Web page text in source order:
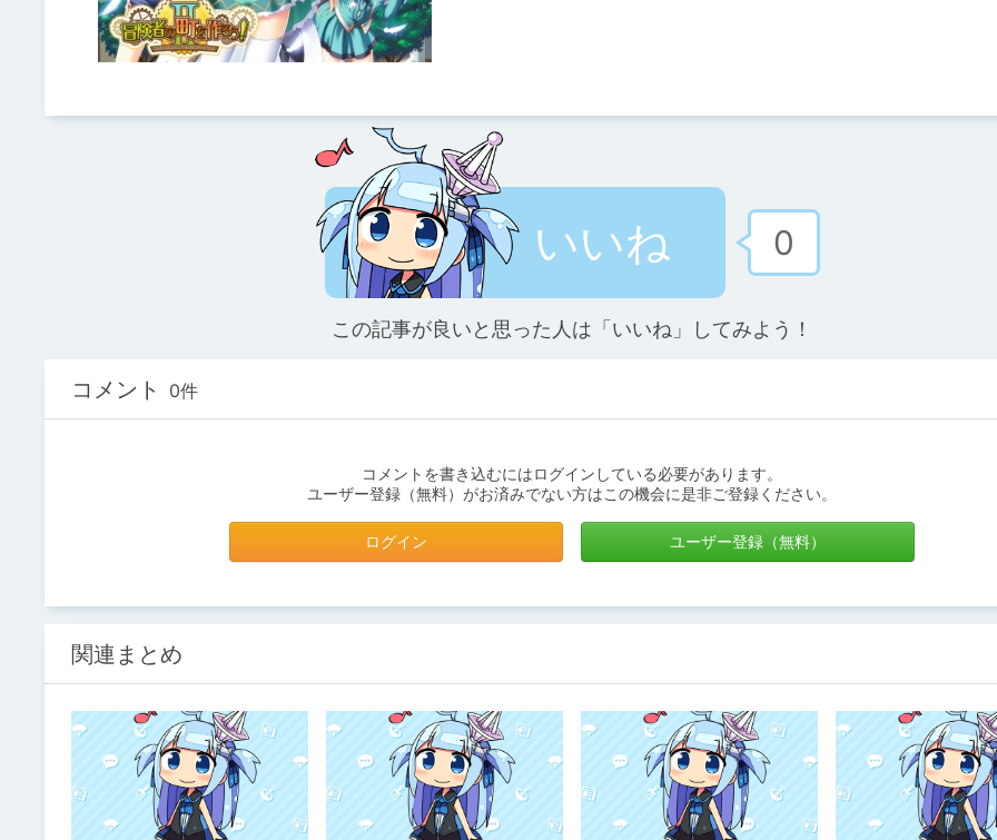
いいね 0
この記事が良いと思った人は「いいね」してみよう！
コメント 0件
コメントを書き込むにはログインしている必要があります。
ユーザー登録（無料）がお済みでない方はこの機会に是非ご登録ください。
ログイン ユーザー登録（無料）
関連まとめ